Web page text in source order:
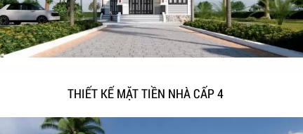
THIẾT KẾ MẶT TIỀN NHÀ CẤP 4